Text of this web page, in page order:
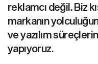
reklamcı değil. Biz
markanın
ve yazılım
yapıyoruz.